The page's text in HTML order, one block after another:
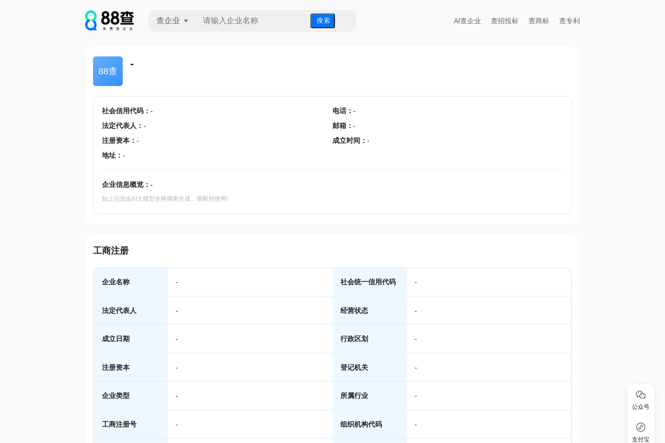
查企业 搜 索 AI查企业 查招投标 查商标 查专利
88查
-
社会信用代码： - 电话： -
法定代表人 ： - 邮箱 ： -
注册资本： - 成立时间 ： -
地址： -
企业信息概览： -
如上信息由AI大模型全网搜索生成，请甄别使用!
工商注册
企业名称 - 社会统一信用代码 -
法定代表人 - 经营状态 -
成立日期 - 行政区划 -
注册资本 - 登记机关 -
企业类型 - 所属行业 -
工商注册号 - 组织机构代码 -
公众号
支付宝